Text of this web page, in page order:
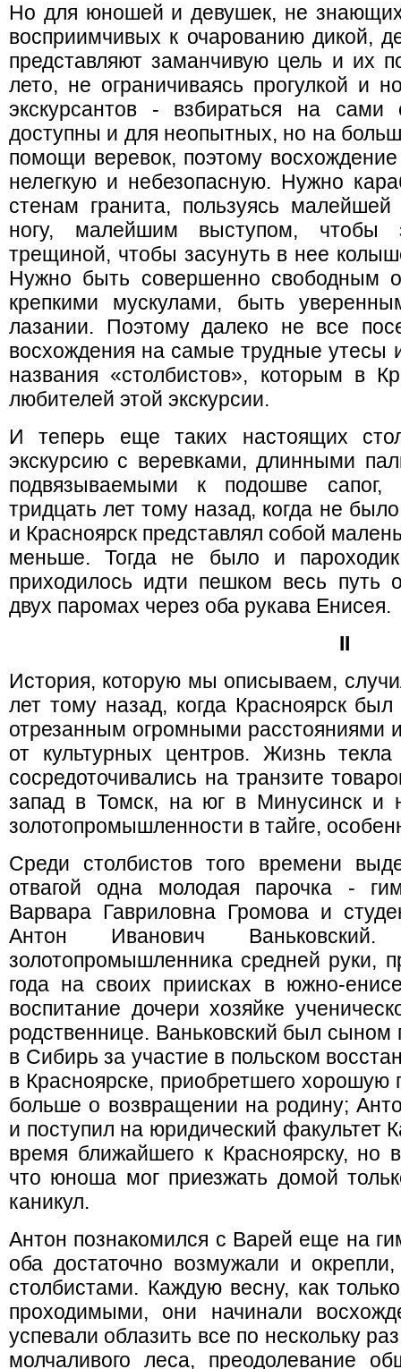
Но для юношей и девушек, не
восприимчивых к очарованию дикой,
представляют заманчивую цель и их
лето, не ограничиваясь прогулкой и
экскурсантов - взбираться на
доступны и для неопытных, но на
помощи веревок, поэтому
нелегкую и небезопасную. Нужно
стенам гранита, пользуясь
ногу, малейшим выступом, чтобы
трещиной, чтобы засунуть в нее
Нужно быть совершенно свободным
крепкими мускулами, быть
лазании. Поэтому далеко не все
восхождения на самые трудные утесы
названия «столбистов», которым в
любителей этой экскурсии.
И теперь еще таких настоящих
экскурсию с веревками, длинными
подвязываемыми к подошве сапог,
тридцать лет тому назад, когда не
и Красноярск представлял собой
меньше. Тогда не было и
приходилось идти пешком весь путь
двух паромах через оба рукава Енисея.
II
История, которую мы описываем,
лет тому назад, когда Красноярск
отрезанным огромными расстояниями
от культурных центров. Жизнь
сосредоточивались на транзите
запад в Томск, на юг в Минусинск и
золотопромышленности в тайге,
Среди столбистов того времени
отвагой одна молодая парочка -
Варвара Гавриловна Громова и
Антон Иванович
золотопромышленника cредней руки,
года на своих приисках в южно-
воспитание дочери хозяйке
родственнице. Ваньковский был сыном
в Сибирь за участие в польском
в Красноярске, приобретшего
больше о возвращении на родину;
и поступил на юридический факультет
время ближайшего к Красноярску, но
что юноша мог приезжать домой
каникул.
Антон познакомился с Варей еще на
оба достаточно возмужали и
столбистами. Каждую весну, как
проходимыми, они начинали
успевали облазить все по нескольку
молчаливого леса, преодолевание